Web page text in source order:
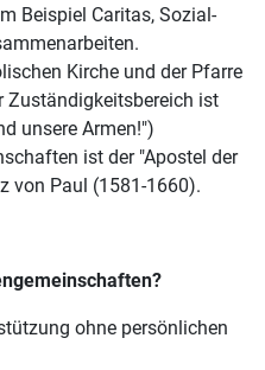
Beispiel Caritas, Sozial-
Kirche und der Pfarre
Zuständigkeitsbereich ist
unsere Armen!")
ist der "Apostel der
von Paul (1581-1660).
ohne persönlichen